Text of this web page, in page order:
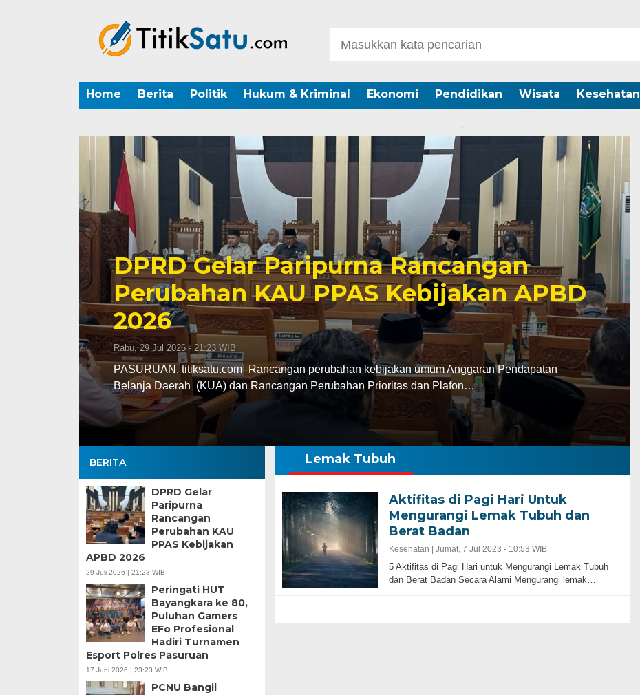
Home Berita Politik Hukum & Kriminal Ekonomi Pendidikan Wisata Kesehatan
DPRD Gelar Paripurna Rancangan
Perubahan KAU PPAS Kebijakan APBD
2026
Rabu, 29 Jul 2026 - 21:23 WIB
PASURUAN, titiksatu.com–Rancangan perubahan kebijakan umum Anggaran Pendapatan
Belanja Daerah (KUA) dan Rancangan Perubahan Prioritas dan Plafon…
BERITA
DPRD Gelar
Paripurna
Rancangan
Perubahan KAU
PPAS Kebijakan
APBD 2026
29 Juli 2026 | 21:23 WIB
Peringati HUT
Bayangkara ke 80,
Puluhan Gamers
EFo Profesional
Hadiri Turnamen
Esport Polres Pasuruan
17 Juni 2026 | 23:23 WIB
PCNU Bangil
Lemak Tubuh
Aktifitas di Pagi Hari Untuk
Mengurangi Lemak Tubuh dan
Berat Badan
Kesehatan | Jumat, 7 Jul 2023 - 10:53 WIB
5 Aktifitas di Pagi Hari untuk Mengurangi Lemak Tubuh
dan Berat Badan Secara Alami Mengurangi lemak…